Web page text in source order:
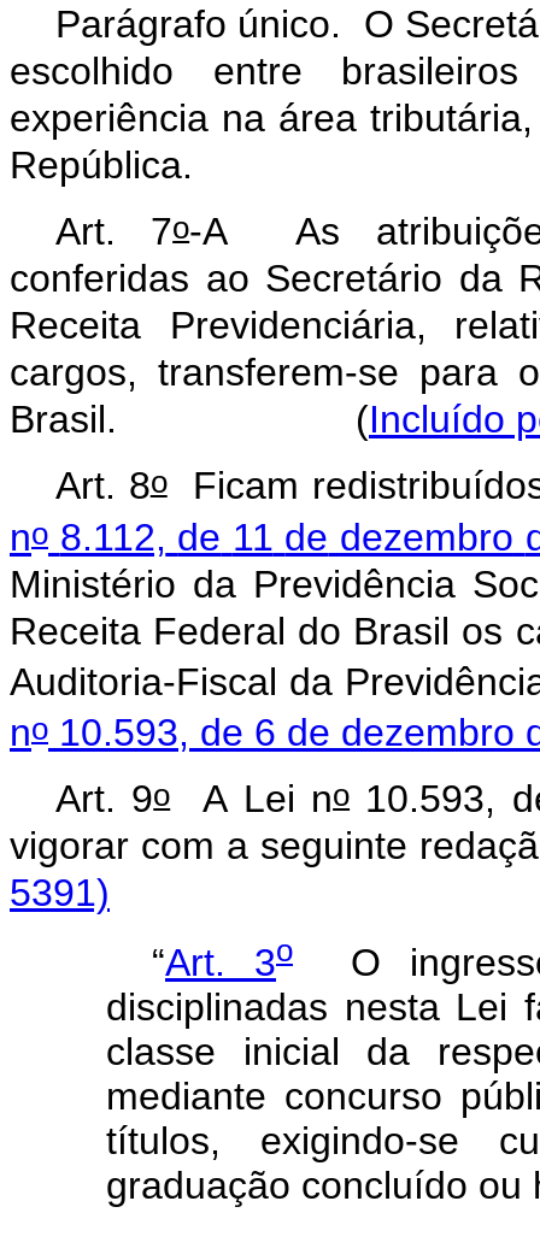
Parágrafo único. O
escolhido
entre
brasileiros
experiência na área tributária,
República.
Art. 7o-A As
conferidas ao Secretário da
Receita Previdenciária,
cargos, transferem-se para
Brasil. (Incluído
Art. 8o Ficam
no 8.112, de 11 de dezembro
Ministério da Previdência
Receita Federal do Brasil os
Auditoria-Fiscal da
no 10.593, de 6 de dezembro
Art. 9o A Lei no 10.593,
vigorar com a seguinte
5391)
“Art. 3o O
disciplinadas nesta Lei
classe
inicial da
mediante concurso
títulos,
exigindo-se
graduação concluído ou